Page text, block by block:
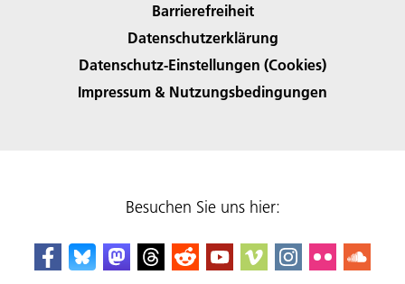
Barrierefreiheit
Datenschutzerklärung
Datenschutz-Einstellungen (Cookies)
Impressum & Nutzungsbedingungen
Besuchen Sie uns hier: